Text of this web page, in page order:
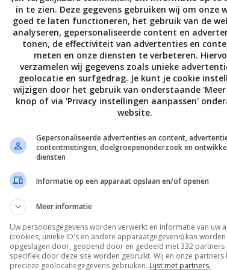
alles door elkaar, proef of het al lekker smaakt
breng de saus op smaak met zout, peper, meer
maakt het maaltje lekker fris!
wat bloem toevoegen. Maar het kan zijn dat dit
kun je de rijst ook door de saus roeren;
is ‘ie klaar! Tijd om aan tafel te gaan!
naar het park en aten ‘m daar lekkerop. Beetje
gaan met die banaan!Enjoy!
in te zien. Deze gegevens gebruiken wij om onze
goed te laten functioneren, het gebruik van de
analyseren, gepersonaliseerde content en
tonen, de effectiviteit van advertenties en
meten en onze diensten te verbeteren.
verzamelen wij gegevens zoals unieke
geolocatie en surfgedrag. Je kunt je cookie
wijzigen door het gebruik van onderstaande
knop of via 'Privacy instellingen aanpassen'
website.
Gepersonaliseerde advertenties en content,
contentmetingen, doelgroepenonderzoek en
diensten
Informatie op een apparaat opslaan en/of openen
Meer informatie
Uw persoonsgegevens worden verwerkt en informatie van uw
(cookies, unieke ID's en andere apparaatgegevens) kan worden
opgeslagen door, geopend door en gedeeld met 332 partners
specifiek door deze site worden gebruikt. Wij en onze partners
precieze geolocatiegegevens gebruiken. Lijst met partners.